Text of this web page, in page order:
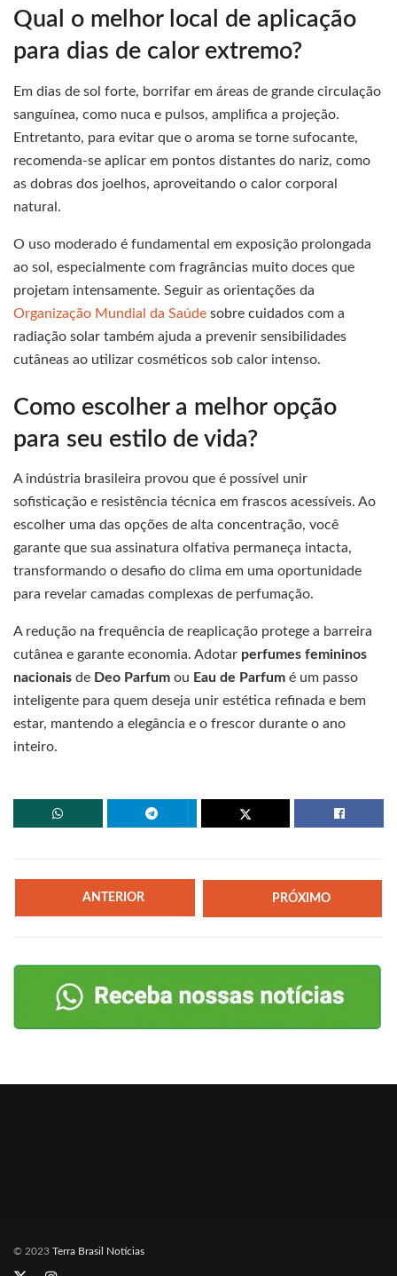
Qual o melhor local de aplicação
para dias de calor extremo?
Em dias de sol forte, borrifar em áreas de grande circulação
sanguínea, como nuca e pulsos, amplifica a projeção.
Entretanto, para evitar que o aroma se torne sufocante,
recomenda-se aplicar em pontos distantes do nariz, como
as dobras dos joelhos, aproveitando o calor corporal
natural.
O uso moderado é fundamental em exposição prolongada
ao sol, especialmente com fragrâncias muito doces que
projetam intensamente. Seguir as orientações da
Organização Mundial da Saúde sobre cuidados com a
radiação solar também ajuda a prevenir sensibilidades
cutâneas ao utilizar cosméticos sob calor intenso.
Como escolher a melhor opção
para seu estilo de vida?
A indústria brasileira provou que é possível unir
sofisticação e resistência técnica em frascos acessíveis. Ao
escolher uma das opções de alta concentração, você
garante que sua assinatura olfativa permaneça intacta,
transformando o desafio do clima em uma oportunidade
para revelar camadas complexas de perfumação.
A redução na frequência de reaplicação protege a barreira
cutânea e garante economia. Adotar perfumes femininos
nacionais de Deo Parfum ou Eau de Parfum é um passo
inteligente para quem deseja unir estética refinada e bem
estar, mantendo a elegância e o frescor durante o ano
inteiro.
ANTERIOR PRÓXIMO
© 2023 Terra Brasil Notícias